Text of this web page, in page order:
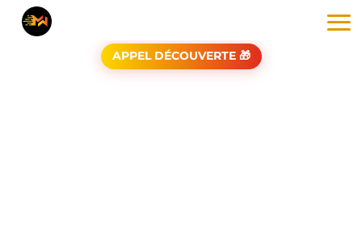
APPEL DÉCOUVERTE 🎁